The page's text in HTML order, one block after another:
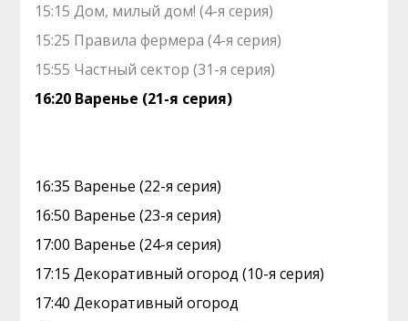
15:15 Дом, милый дом! (4-я серия)
15:25 Правила фермера (4-я серия)
15:55 Частный сектор (31-я серия)
16:20 Варенье (21-я серия)
16:35 Варенье (22-я серия)
16:50 Варенье (23-я серия)
17:00 Варенье (24-я серия)
17:15 Декоративный огород (10-я серия)
17:40 Декоративный огород